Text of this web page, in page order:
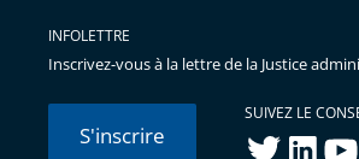
INFOLETTRE
Inscrivez-vous à la lettre de la Justice
S'inscrire
SUIVEZ LE
twitterlinkedIn